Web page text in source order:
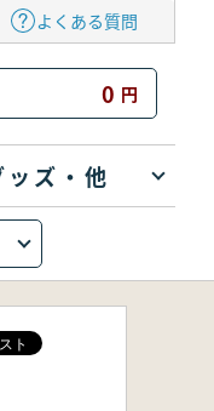
よくある質問
0 円
ッズ・他